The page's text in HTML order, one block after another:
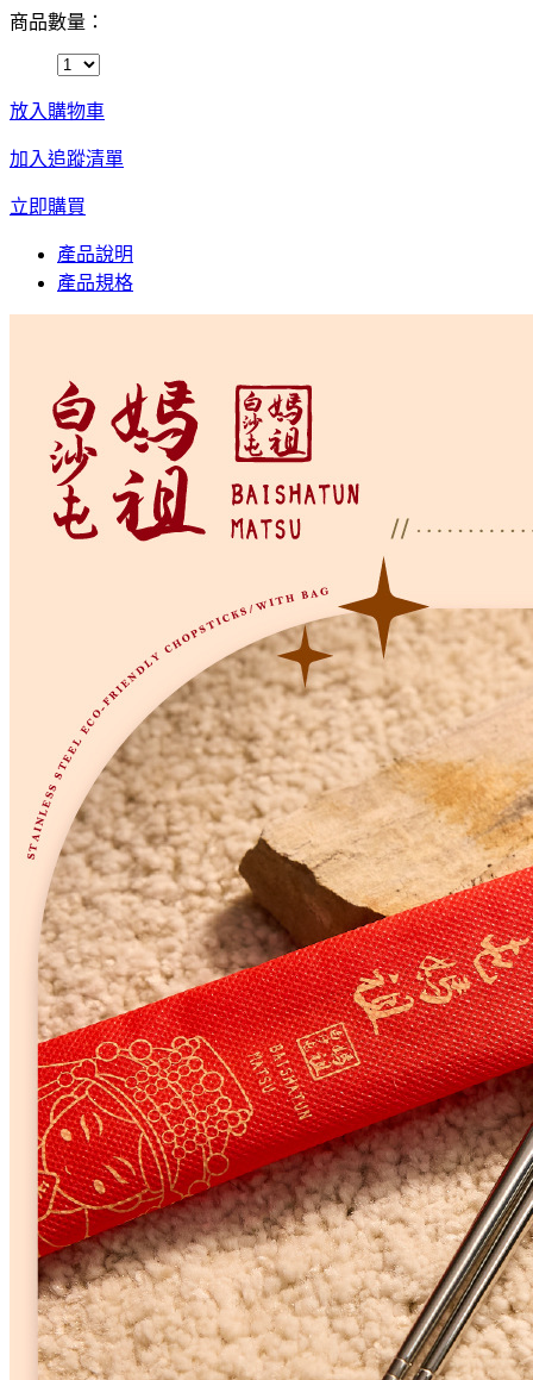
商品數量：
放入購物車
加入追蹤清單
立即購買
產品說明
產品規格